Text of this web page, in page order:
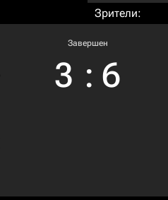
Зрители:
Завершен
3 : 6